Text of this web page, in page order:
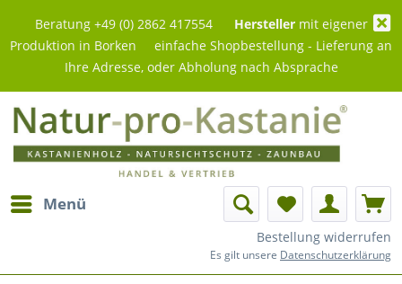
Beratung +49 (0) 2862 417554 Herstellermit eigener
Produktion in Borken einfache Shopbestellung - Lieferung an
Ihre Adresse, oder Abholung nach Absprache
Menü
Bestellung widerrufen
Es gilt unsere Datenschutzerklärung